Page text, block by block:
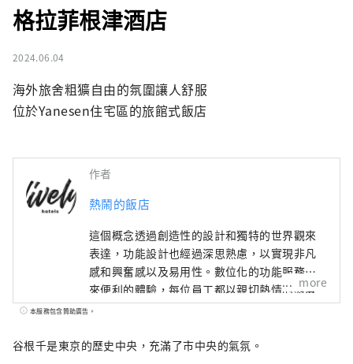
格拉菲根津酒店
2024.06.04
海外旅舍粗獷自由的氛圍讓人舒服
位於Yanesen住宅區的旅館式飯店
作者
熱鬧的飯店
這個概念透過創造性的設計和獨特的世界觀來
表達，功能設計也經過深思熟慮，以實現非凡
感和興奮感以及易用性。數位化的功能服務帶
來便利的體驗，每位員工都以親切熱情的態度
提供個性化、生動的服務，我們將提供靈活的
more
本服務包含贊助廣告。
谷根千是東京的歷史中央，充滿了市中央的氣氛。